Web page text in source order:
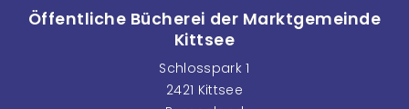
Öffentliche Bücherei der Marktgemeinde
Kittsee
Schlosspark 1
2421 Kittsee